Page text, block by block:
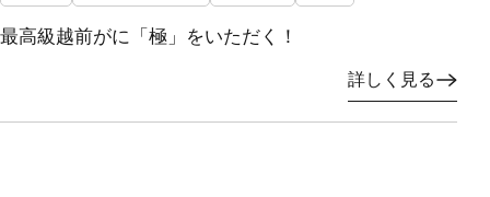
最高級越前がに「極」をいただく！
詳しく見る